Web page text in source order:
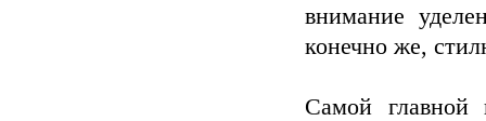
внимание
конечно же,
Самой главной